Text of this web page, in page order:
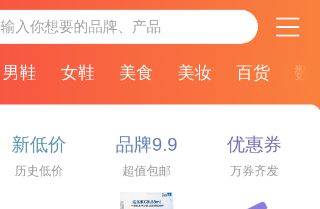
输入你想要的品牌、产品
男鞋 女鞋 美食 美妆 百货 数码
新低价
历史低价
品牌9.9
超值包邮
优惠券
万券齐发